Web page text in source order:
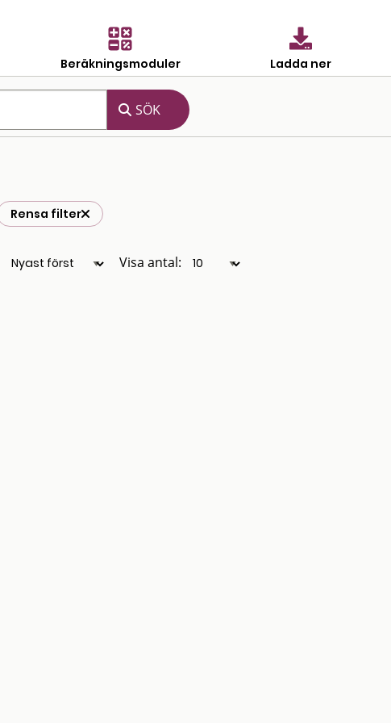
Beräkningsmoduler Ladda ner
Rensa filter
Visa antal: